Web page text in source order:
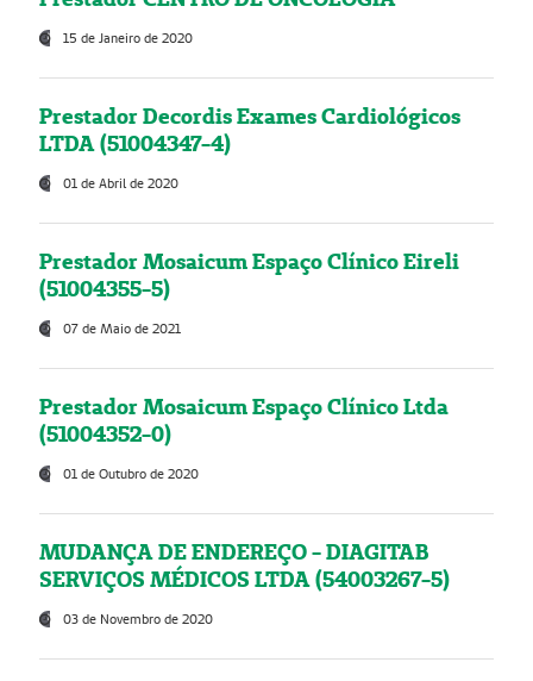
15 de Janeiro de 2020
Prestador Decordis Exames Cardiológicos
LTDA (51004347-4)
01 de Abril de 2020
Prestador Mosaicum Espaço Clínico Eireli
(51004355-5)
07 de Maio de 2021
Prestador Mosaicum Espaço Clínico Ltda
(51004352-0)
01 de Outubro de 2020
MUDANÇA DE ENDEREÇO - DIAGITAB
SERVIÇOS MÉDICOS LTDA (54003267-5)
03 de Novembro de 2020